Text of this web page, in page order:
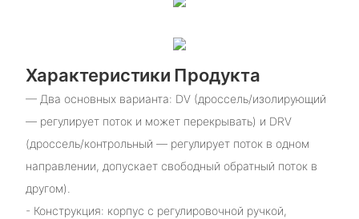
Характеристики Продукта
— Два основных варианта: DV (дроссель/изолирующий
— регулирует поток и может перекрывать) и DRV
(дроссель/контрольный — регулирует поток в одном
направлении, допускает свободный обратный поток в
другом).
- Конструкция: корпус с регулировочной ручкой,